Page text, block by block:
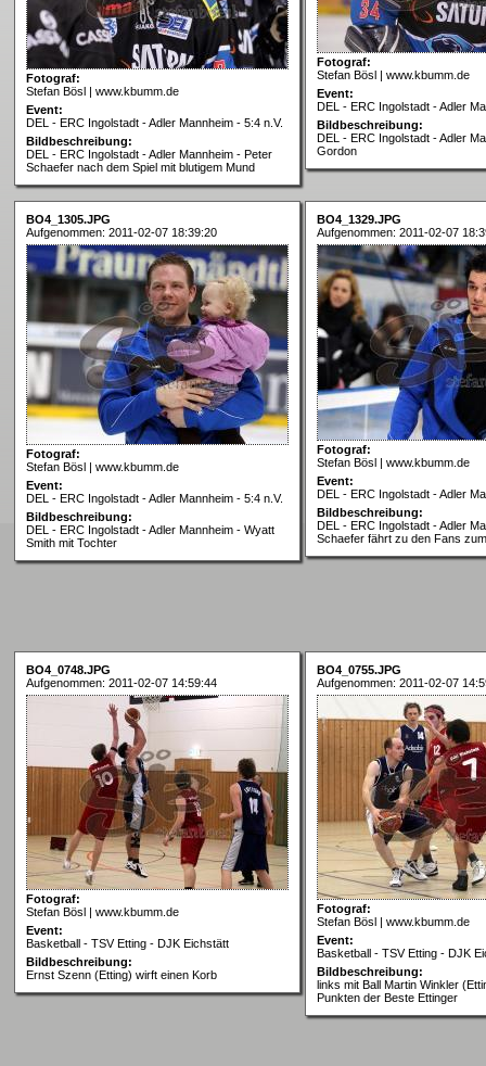
Fotograf:
Stefan Bösl | www.kbumm.de
Event:
DEL - ERC Ingolstadt - Adler Mannheim - 5:4 n.V.
Bildbeschreibung:
DEL - ERC Ingolstadt - Adler Mannheim - Peter
Schaefer nach dem Spiel mit blutigem Mund
Fotograf:
Stefan Bösl | www.kbumm.de
Event:
DEL - ERC Ingolstadt - Adler
Bildbeschreibung:
DEL - ERC Ingolstadt - Adler
Gordon
BO4_1305.JPG
Aufgenommen: 2011-02-07 18:39:20
Fotograf:
Stefan Bösl | www.kbumm.de
Event:
DEL - ERC Ingolstadt - Adler Mannheim - 5:4 n.V.
Bildbeschreibung:
DEL - ERC Ingolstadt - Adler Mannheim - Wyatt
Smith mit Tochter
BO4_1329.JPG
Aufgenommen: 2011-02-07
Fotograf:
Stefan Bösl | www.kbumm.de
Event:
DEL - ERC Ingolstadt - Adler
Bildbeschreibung:
DEL - ERC Ingolstadt - Adler
Schaefer fährt zu den Fans
BO4_0748.JPG
Aufgenommen: 2011-02-07 14:59:44
Fotograf:
Stefan Bösl | www.kbumm.de
Event:
Basketball - TSV Etting - DJK Eichstätt
Bildbeschreibung:
Ernst Szenn (Etting) wirft einen Korb
BO4_0755.JPG
Aufgenommen: 2011-02-07
Fotograf:
Stefan Bösl | www.kbumm.de
Event:
Basketball - TSV Etting - DJK
Bildbeschreibung:
links mit Ball Martin Winkler
Punkten der Beste Ettinger